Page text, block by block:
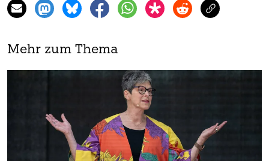
Mehr zum Thema